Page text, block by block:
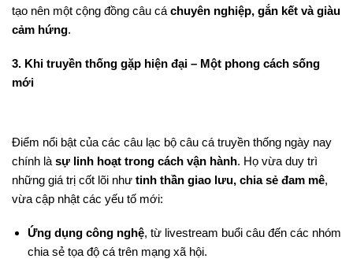
tạo nên một cộng đồng câu cá chuyên nghiệp, gắn kết và giàu
cảm hứng.
3. Khi truyền thống gặp hiện đại – Một phong cách sống
mới
Điểm nổi bật của các câu lạc bộ câu cá truyền thống ngày nay
chính là sự linh hoạt trong cách vận hành. Họ vừa duy trì
những giá trị cốt lõi như tinh thần giao lưu, chia sẻ đam mê,
vừa cập nhật các yếu tố mới:
Ứng dụng công nghệ, từ livestream buổi câu đến các nhóm
chia sẻ tọa độ cá trên mạng xã hội.